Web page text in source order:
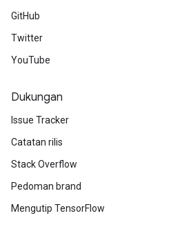
GitHub
Twitter
YouTube
Dukungan
Issue Tracker
Catatan rilis
Stack Overflow
Pedoman brand
Mengutip TensorFlow